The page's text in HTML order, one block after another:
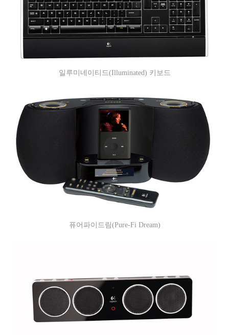
일루미네이티드(Illuminated) 키보드
퓨어파이드림(Pure-Fi Dream)